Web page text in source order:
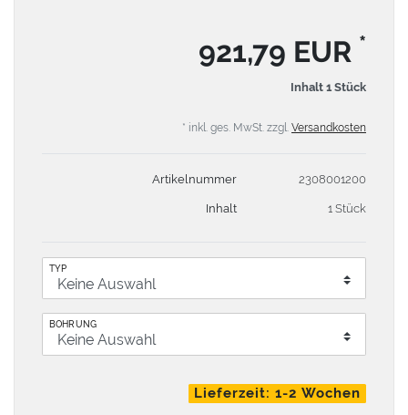
921,79 EUR *
Inhalt 1 Stück
* inkl. ges. MwSt. zzgl. Versandkosten
Artikelnummer 2308001200
Inhalt 1 Stück
TYP
BOHRUNG
Lieferzeit: 1-2 Wochen